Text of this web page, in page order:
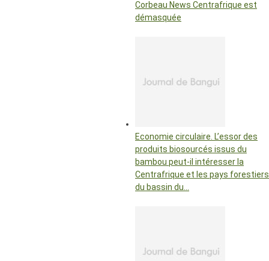
Corbeau News Centrafrique est
démasquée
Economie circulaire. L’essor des
produits biosourcés issus du
bambou peut-il intéresser la
Centrafrique et les pays forestiers
du bassin du…